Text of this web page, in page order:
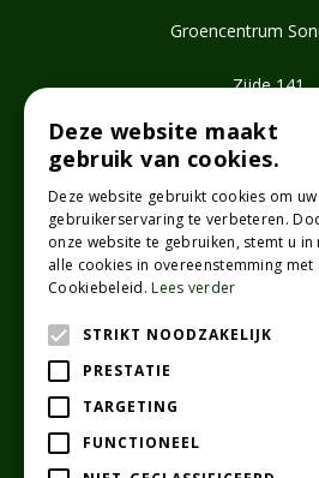
Groencentrum
Zijde 141
T.0172 462647
E.
Maandag
Woensdag
Donderdag
Deze website maakt
gebruik van cookies.
Deze website gebruikt cookies om uw
gebruikerservaring te verbeteren.
onze website te gebruiken, stemt u in
alle cookies in overeenstemming met
Cookiebeleid.Lees verder
STRIKT NOODZAKELIJK
PRESTATIE
TARGETING
FUNCTIONEEL